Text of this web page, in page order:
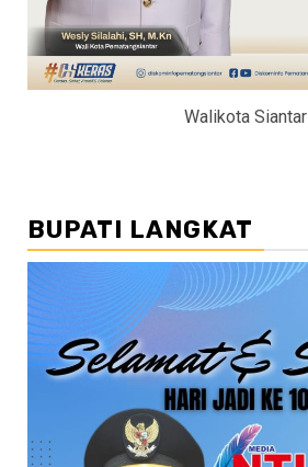
Walikota Siantar
BUPATI LANGKAT